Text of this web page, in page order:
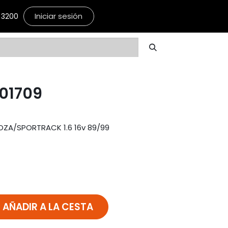
Iniciar sesión
SPORTRACK 1.6 16v 89/99
AÑADIR A LA CESTA